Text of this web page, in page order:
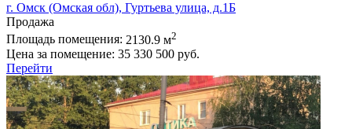
г. Омск (Омская обл), Гуртьева улица, д.1Б
Продажа
Площадь помещения: 2130.9 м2
Цена за помещение: 35 330 500 руб.
Перейти